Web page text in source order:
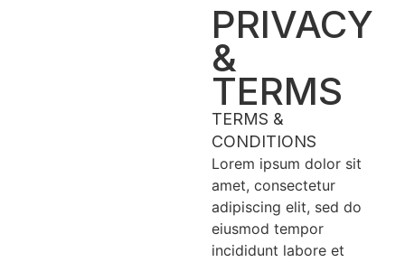
PRIVACY
&
TERMS
TERMS &
CONDITIONS
Lorem ipsum dolor sit
amet, consectetur
adipiscing elit, sed do
eiusmod tempor
incididunt labore et